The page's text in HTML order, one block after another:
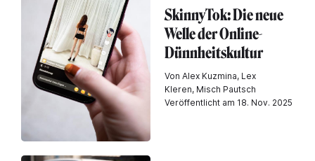
SkinnyTok: Die neue
Welle der Online-
Dünnheitskultur
Von Alex Kuzmina, Lex
Kleren, Misch Pautsch
Veröffentlicht am 18. Nov. 2025